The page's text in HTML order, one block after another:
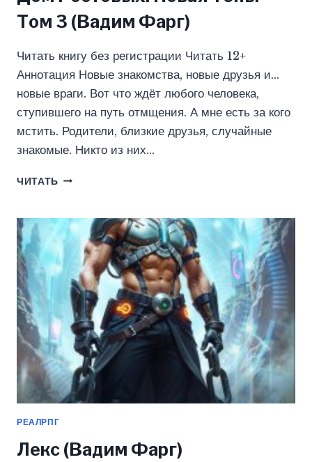
Том 3 (Вадим Фарг)
Читать книгу без регистрации Читать 12+
Аннотация Новые знакомства, новые друзья и…
новые враги. Вот что ждёт любого человека,
ступившего на путь отмщения. А мне есть за кого
мстить. Родители, близкие друзья, случайные
знакомые. Никто из них…
ЧИТАТЬ ДОМ
ТЕНЬ.
ТОМ
3
(ВАДИМ
ФАРГ)
РЕАЛРПГ
Лекс (Вадим Фарг)